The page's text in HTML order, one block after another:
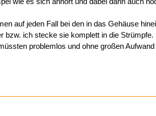
auf jeden Fall bei den in das Gehäuse
bzw. ich stecke sie komplett in die
problemlos und ohne großen